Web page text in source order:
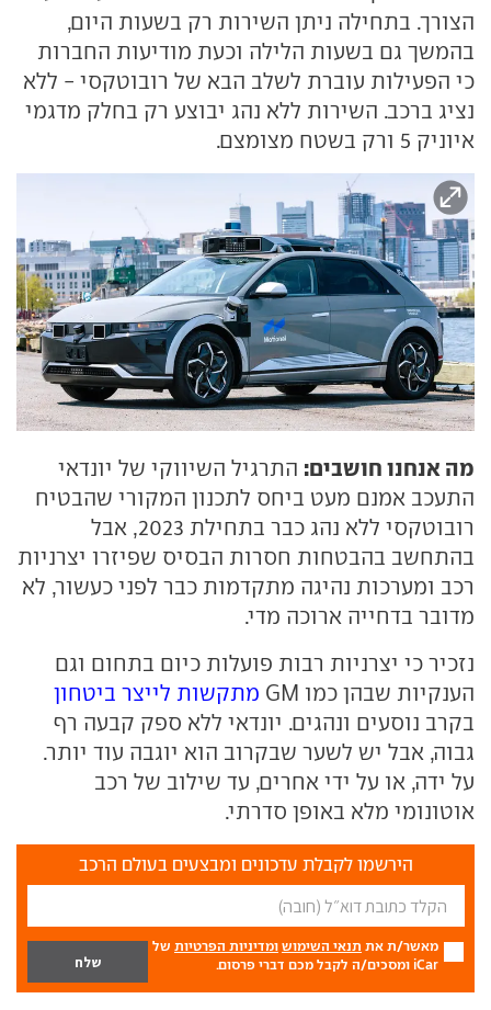
הצורך. בתחילה ניתן השירות רק בשעות היום,
בהמשך גם בשעות הלילה וכעת מודיעות החברות
כי הפעילות עוברת לשלב הבא של רובוטקסי - ללא
נציג ברכב. השירות ללא נהג יבוצע רק בחלק מדגמי
איוניק 5 ורק בשטח מצומצם.
מה אנחנו חושבים: התרגיל השיווקי של יונדאי
התעכב אמנם מעט ביחס לתכנון המקורי שהבטיח
רובוטקסי ללא נהג כבר בתחילת 2023, אבל
בהתחשב בהבטחות חסרות הבסיס שפיזרו יצרניות
רכב ומערכות נהיגה מתקדמות כבר לפני כעשור, לא
מדובר בדחייה ארוכה מדי.
נזכיר כי יצרניות רבות פועלות כיום בתחום וגם
הענקיות שבהן כמו GM
מתקשות לייצר ביטחון
בקרב נוסעים ונהגים. יונדאי ללא ספק קבעה רף
גבוה, אבל יש לשער שבקרוב הוא יוגבה עוד יותר.
על ידה, או על ידי אחרים, עד שילוב של רכב
אוטונומי מלא באופן סדרתי.
הירשמו לקבלת עדכונים ומבצעים בעולם הרכב
מאשר/ת את תנאי השימוש ומדיניות הפרטיות של
iCar ומסכים/ה לקבל מכם דברי פרסום.